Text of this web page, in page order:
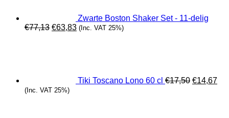
Zwarte Boston Shaker Set - 11-delig
€77,13 Oorspronkelijke
€63,83Huidige
(Inc. VAT 25%)
Tiki Toscano Lono 60 cl €17,50 €14,67
(Inc. VAT 25%)